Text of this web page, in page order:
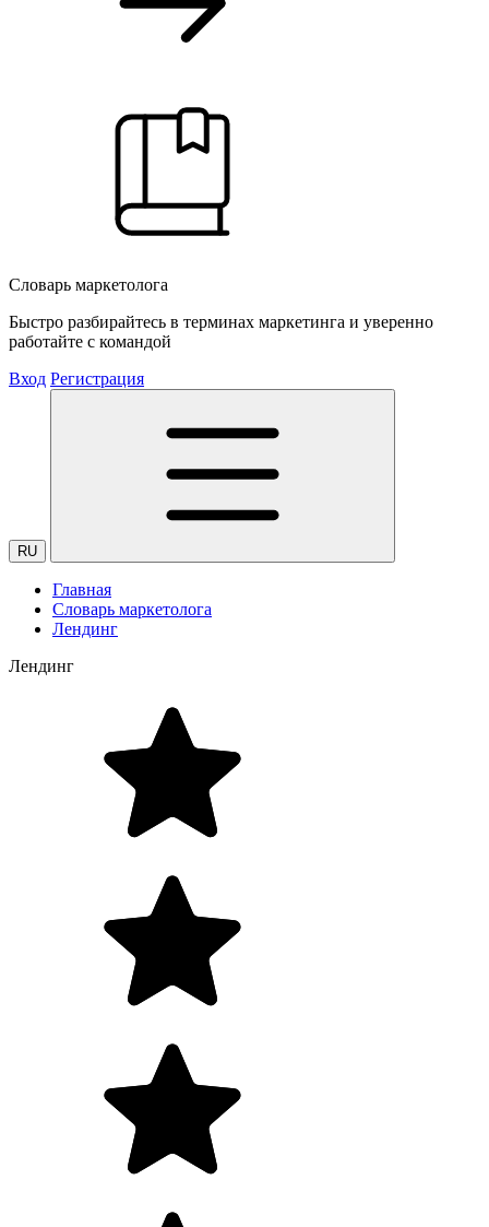
Словарь маркетолога
Быстро разбирайтесь в терминах маркетинга и уверенно
работайте с командой
Вход Регистрация
RU
Главная
Словарь маркетолога
Лендинг
Лендинг